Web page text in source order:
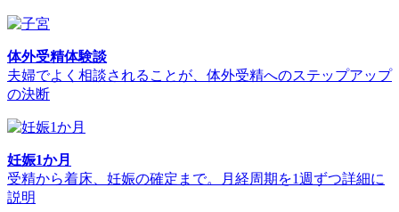
体外受精体験談
夫婦でよく相談されることが、体外受精へのステップアップ
の決断
妊娠1か月
受精から着床、妊娠の確定まで。月経周期を1週ずつ詳細に
説明